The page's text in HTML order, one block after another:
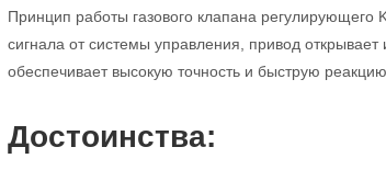
Принцип работы газового клапана регулирующего
сигнала от системы управления, привод
обеспечивает высокую точность и быструю
Достоинства: